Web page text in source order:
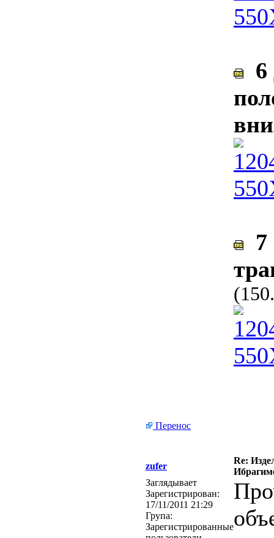
6
7
Перенос
zufer
Re:
Заглядывает
Зарегистрирован:
17/11/2011 21:29
Група:
Зарегистрированные